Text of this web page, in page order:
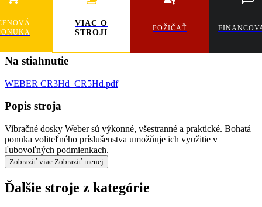
VIAC O
STROJI
POŽIČAŤ
Na stiahnutie
WEBER CR3Hd_CR5Hd.pdf
Popis stroja
Vibračné dosky Weber sú výkonné, všestranné a praktické. Bohatá
ponuka voliteľného príslušenstva umožňuje ich využitie v
ľubovoľných podmienkach.
Zobraziť viac Zobraziť menej
Ďalšie stroje z kategórie